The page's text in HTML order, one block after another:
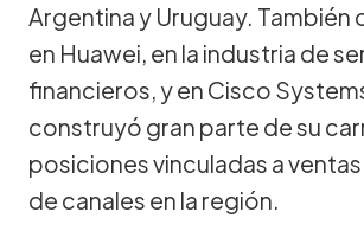
Argentina y Uruguay. También
en Huawei, en la industria de
financieros, y en Cisco
construyó gran parte de su
posiciones vinculadas a
de canales en la región.